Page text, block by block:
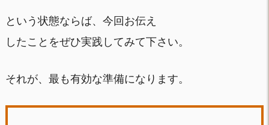
という状態ならば、今回お伝え
したことをぜひ実践してみて下さい。
それが、最も有効な準備になります。